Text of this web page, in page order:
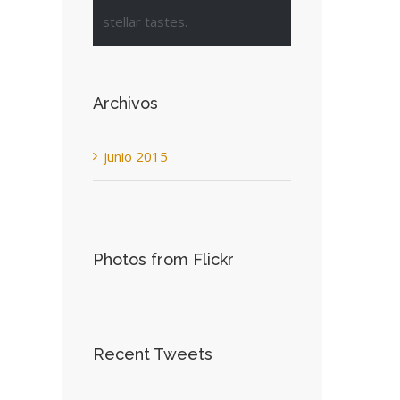
stellar tastes.
Archivos
junio 2015
Photos from Flickr
Recent Tweets